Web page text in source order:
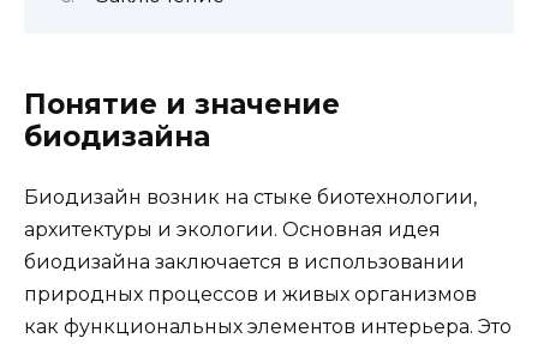
Понятие и значение
биодизайна
Биодизайн возник на стыке биотехнологии,
архитектуры и экологии. Основная идея
биодизайна заключается в использовании
природных процессов и живых организмов
как функциональных элементов интерьера. Это